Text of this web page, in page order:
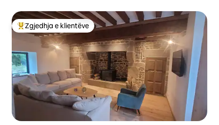
Më të mirat e zgjedhjeve të klientëve
Zgjedhja e klientëve